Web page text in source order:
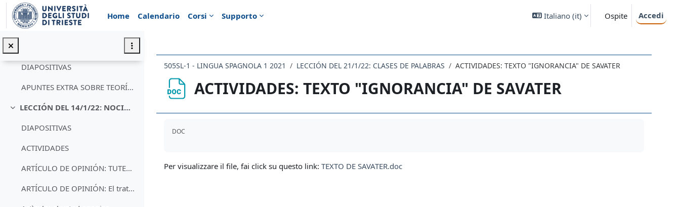
Vai al contenuto principale
Home
Calendario Corsi Supporto Italiano ‎(it)‎ Ospite Accedi
DIAPOSITIVAS
Minimizza
LECCIÓN DEL 17/12/21: CORTESÍA COMUNICATIVA, APLICACIÓN PRÁCTICA
DIAPOSITIVAS
APUNTES EXTRA SOBRE TEORÍAS DE LA CORTESÍA
Minimizza
LECCIÓN DEL 14/1/22: NOCIONES DE MORFOLOGÍA ESPANOLA
DIAPOSITIVAS
ACTIVIDADES
ARTÍCULO DE OPINIÓN: TUTEARSE
ARTÍCULO DE OPINIÓN: El tratamiento
505SL-1 - LINGUA SPAGNOLA 1 2021 LECCIÓN DEL 21/1/22: CLASES DE PALABRAS ACTIVIDADES: TEXTO "IGNORANCIA" DE SAVATER
ACTIVIDADES: TEXTO "IGNORANCIA" DE SAVATER
DOC
Per visualizzare il file, fai click su questo link: TEXTO DE SAVATER.doc